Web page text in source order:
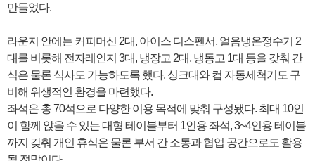
만들었다.
라운지 안에는 커피머신 2대, 아이스 디스펜서, 얼음냉온정수기 2
대를 비롯해 전자레인지 3대, 냉장고 2대, 냉동고 1대 등을 갖춰 간
식은 물론 식사도 가능하도록 했다. 싱크대와 컵 자동세척기도 구
비해 위생적인 환경을 마련했다.
좌석은 총 70석으로 다양한 이용 목적에 맞춰 구성됐다. 최대 10인
이 함께 앉을 수 있는 대형 테이블부터 1인용 좌석, 3~4인용 테이블
까지 갖춰 개인 휴식은 물론 부서 간 소통과 협업 공간으로도 활용